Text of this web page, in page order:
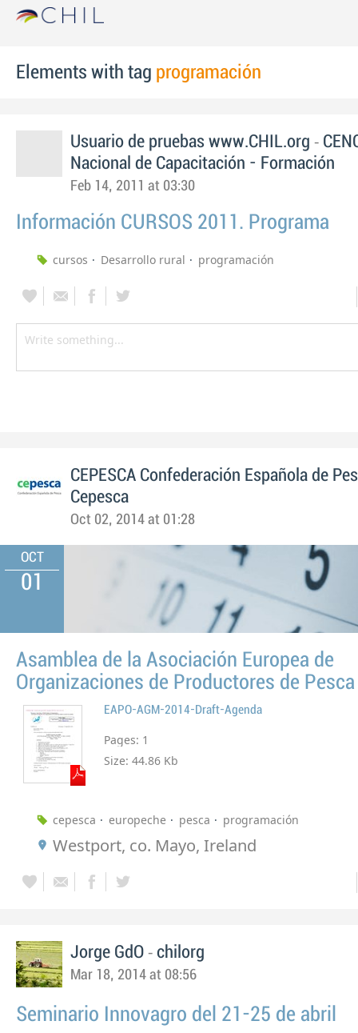
Elements with tag programación
Usuario de pruebas www.CHIL.org -
Nacional de Capacitación - Formación
Feb 14, 2011 at 03:30
Información CURSOS 2011. Programa
cursos Desarrollo rural programación
CEPESCA Confederación Española de
Cepesca
Oct 02, 2014 at 01:28
OCT
01
Asamblea de la Asociación Europea de
Organizaciones de Productores de Pesca
EAPO-AGM-2014-Draft-Agenda
Pages: 1
Size: 44.86 Kb
cepesca europeche pesca programación
Westport, co. Mayo, Ireland
Jorge GdO - chilorg
Mar 18, 2014 at 08:56
Seminario Innovagro del 21-25 de abril